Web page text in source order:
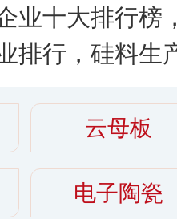
业十大排行榜
排行，硅料生
云母板
电子陶瓷